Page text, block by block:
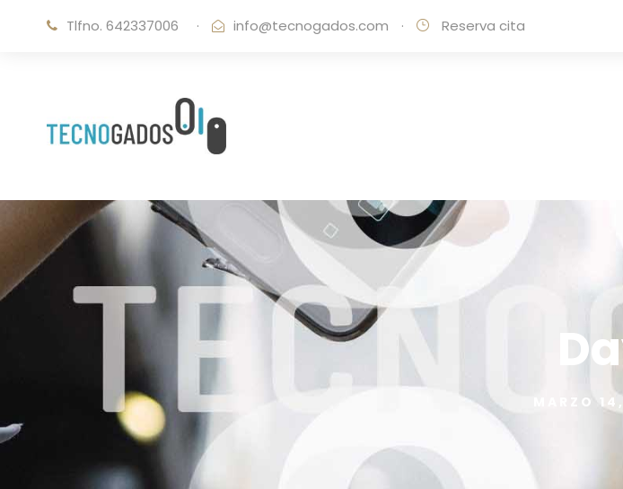
Tlfno. 642337006 · info@tecnogados.com · Reserva cita
MARZO